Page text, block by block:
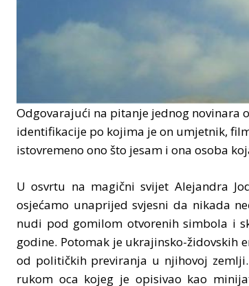
Odgovarajući na pitanje jednog novinara
identifikacije po kojima je on umjetnik,
istovremeno ono što jesam i ona osoba
U osvrtu na magični svijet Alejandra
osjećamo unaprijed svjesni da nikada
nudi pod gomilom otvorenih simbola i
godine. Potomak je ukrajinsko-
od političkih previranja u njihovoj
rukom oca kojeg je opisivao kao